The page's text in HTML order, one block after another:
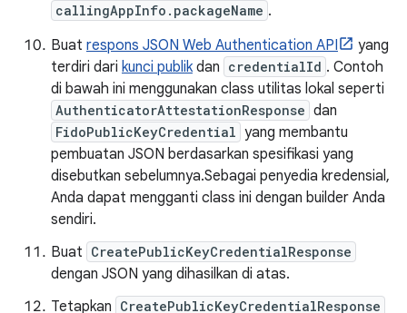
callingAppInfo.packageName .
Buat respons JSON Web Authentication API
yang
terdiri dari kunci publikdan credentialId . Contoh
di bawah ini menggunakan class utilitas lokal seperti
AuthenticatorAttestationResponse dan
FidoPublicKeyCredential yang membantu
pembuatan JSON berdasarkan spesifikasi yang
disebutkan sebelumnya.Sebagai penyedia kredensial,
Anda dapat mengganti class ini dengan builder Anda
sendiri.
Buat CreatePublicKeyCredentialResponse
dengan JSON yang dihasilkan di atas.
Tetapkan CreatePublicKeyCredentialResponse